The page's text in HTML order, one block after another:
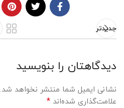
جدیدتر
دیدگاهتان را بنویسید
نشانی ایمیل شما منتشر نخواهد شد.
علامت‌گذاری شده‌اند *